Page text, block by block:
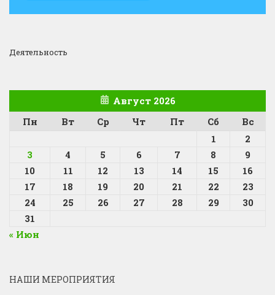
Деятельность
Август 2026
Пн
Вт Ср Чт Пт Сб
Вс
1
2
3
4 5 6 7 8
9
10
11 12 13 14 15
16
17
18 19 20 21 22
23
24
25 26 27 28 29
30
31
« Июн
НАШИ МЕРОПРИЯТИЯ